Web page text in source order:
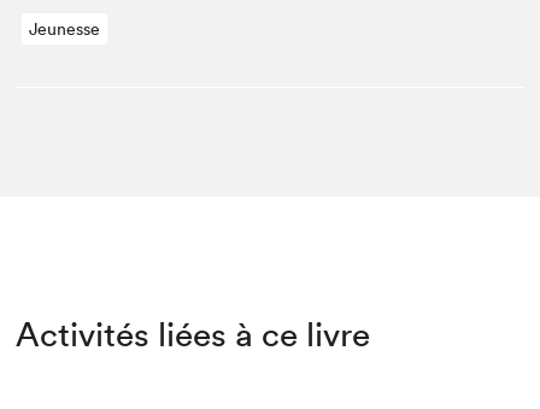
Jeunesse
Activités liées à ce livre